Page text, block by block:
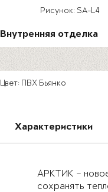
Рисунок: SA-L4
Внутренняя отделка
Цвет: ПВХ Бьянко
Характеристики
АРКТИК –
сохранять